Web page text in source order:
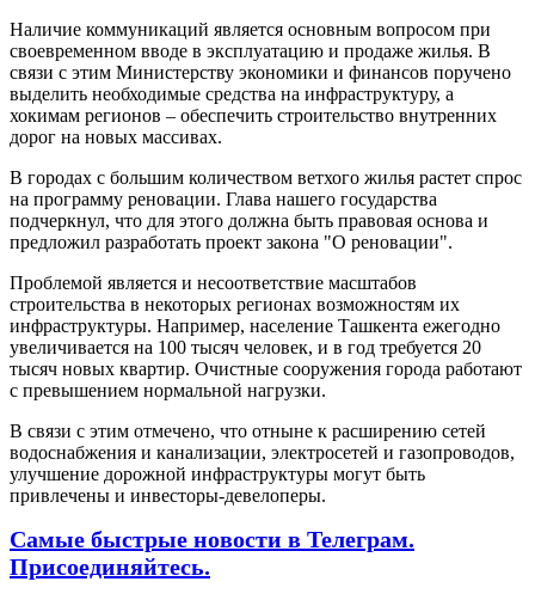
Наличие коммуникаций является основным вопросом при
своевременном вводе в эксплуатацию и продаже жилья. В
связи с этим Министерству экономики и финансов поручено
выделить необходимые средства на инфраструктуру, а
хокимам регионов – обеспечить строительство внутренних
дорог на новых массивах.
В городах с большим количеством ветхого жилья растет спрос
на программу реновации. Глава нашего государства
подчеркнул, что для этого должна быть правовая основа и
предложил разработать проект закона "О реновации".
Проблемой является и несоответствие масштабов
строительства в некоторых регионах возможностям их
инфраструктуры. Например, население Ташкента ежегодно
увеличивается на 100 тысяч человек, и в год требуется 20
тысяч новых квартир. Очистные сооружения города работают
с превышением нормальной нагрузки.
В связи с этим отмечено, что отныне к расширению сетей
водоснабжения и канализации, электросетей и газопроводов,
улучшение дорожной инфраструктуры могут быть
привлечены и инвесторы-девелоперы.
Самые быстрые новости в Телеграм.
Присоединяйтесь.